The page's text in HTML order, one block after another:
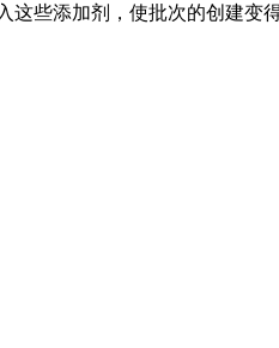
这些添加剂，使批次的创建